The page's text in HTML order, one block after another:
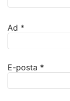
Ad *
E-posta *